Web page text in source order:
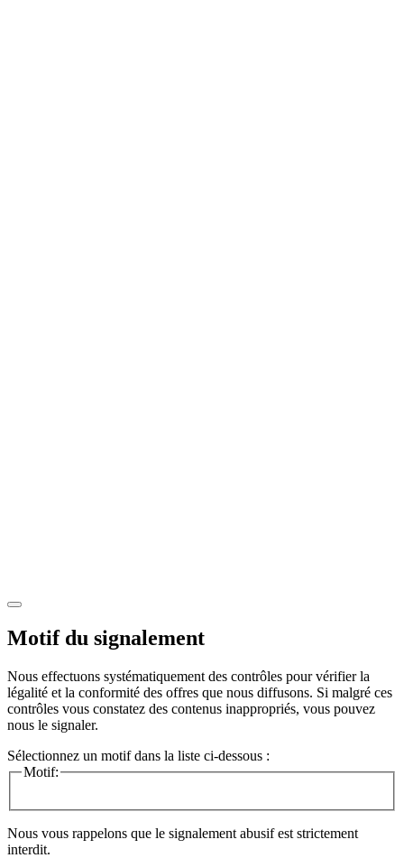
Motif du signalement
Nous effectuons systématiquement des contrôles pour vérifier la
légalité et la conformité des offres que nous diffusons. Si malgré ces
contrôles vous constatez des contenus inappropriés, vous pouvez
nous le signaler.
Sélectionnez un motif dans la liste ci-dessous :
Motif:
Nous vous rappelons que le signalement abusif est strictement
interdit.